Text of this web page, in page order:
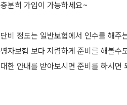
분히 가입이 가능하세요~
비 정도는 일반보험에서 인수를 해주
자보험 보다 저렴하게 준비를 해볼수
한 안내를 받아보시면 준비를 하시면